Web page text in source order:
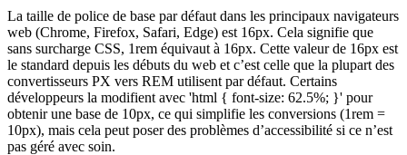
La taille de police de base par défaut dans les principaux navigateurs
web (Chrome, Firefox, Safari, Edge) est 16px. Cela signifie que
sans surcharge CSS, 1rem équivaut à 16px. Cette valeur de 16px est
le standard depuis les débuts du web et c’est celle que la plupart des
convertisseurs PX vers REM utilisent par défaut. Certains
développeurs la modifient avec 'html { font-size: 62.5%; }' pour
obtenir une base de 10px, ce qui simplifie les conversions (1rem =
10px), mais cela peut poser des problèmes d’accessibilité si ce n’est
pas géré avec soin.